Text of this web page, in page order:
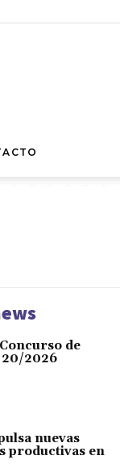
de
20/2026
nuevas
productivas en